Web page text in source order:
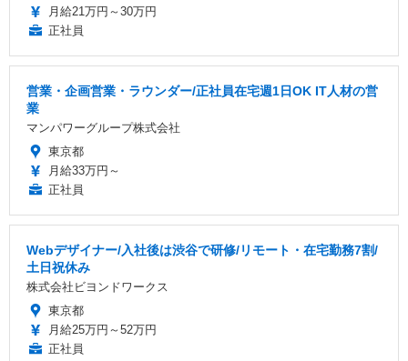
月給21万円～30万円
正社員
営業・企画営業・ラウンダー/正社員在宅週1日OK IT人材の営
業
マンパワーグループ株式会社
東京都
月給33万円～
正社員
Webデザイナー/入社後は渋谷で研修/リモート・在宅勤務7割/
土日祝休み
株式会社ビヨンドワークス
東京都
月給25万円～52万円
正社員